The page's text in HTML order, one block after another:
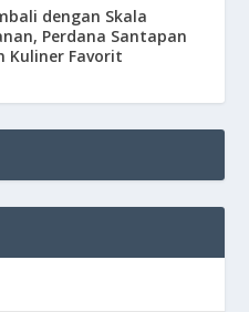
dengan Skala
Perdana Santapan
Kuliner Favorit